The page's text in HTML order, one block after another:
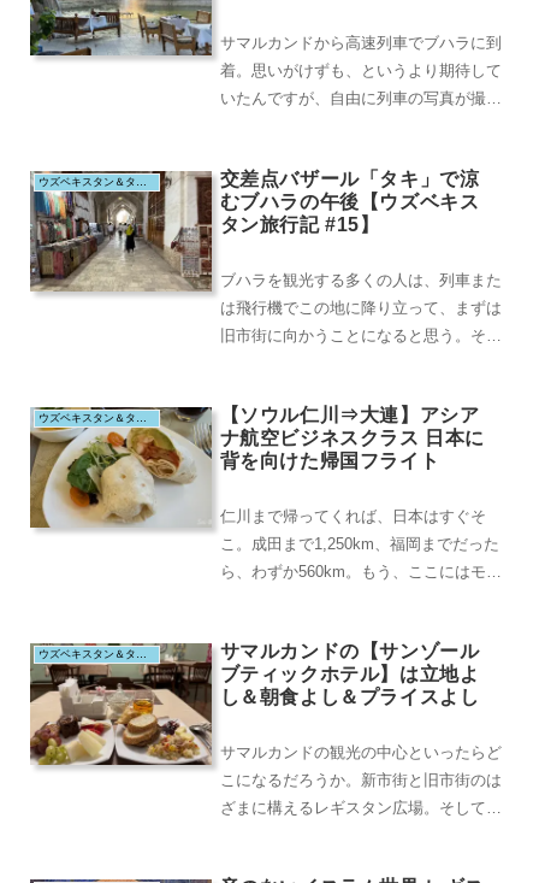
サマルカンドから高速列車でブハラに到
着。思いがけずも、というより期待して
いたんですが、自由に列車の写真が撮れ
交差点バザール「タキ」で涼
むブハラの午後【ウズベキス
タン旅行記 #15】
ブハラを観光する多くの人は、列車また
は飛行機でこの地に降り立って、まずは
旧市街に向かうことになると思う。そこ
【ソウル仁川⇒大連】アシア
ナ航空ビジネスクラス 日本に
背を向けた帰国フライト
仁川まで帰ってくれば、日本はすぐそ
こ。成田まで1,250km、福岡までだった
ら、わずか560km。もう、ここにはモス
ウズベキスタン＆タジキスタン（2025.8）
サマルカンドの【サンゾール
ブティックホテル】は立地よ
し＆朝食よし＆プライスよし
サマルカンドの観光の中心といったらど
こになるだろうか。新市街と旧市街のは
ざまに構えるレギスタン広場。そして、